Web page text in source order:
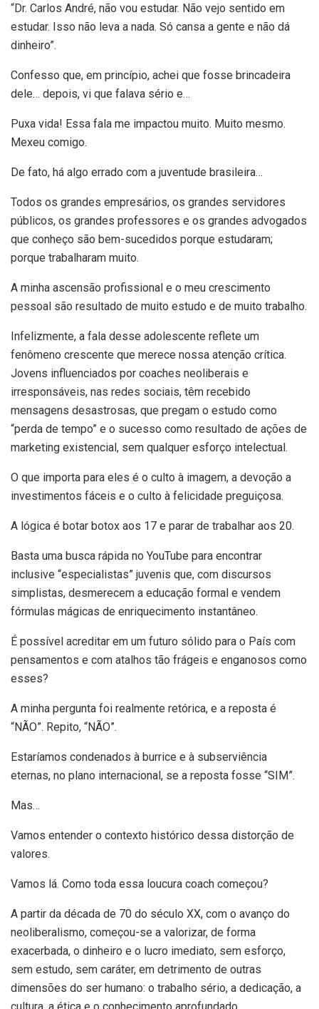
“Dr. Carlos André, não vou estudar. Não vejo sentido em
estudar. Isso não leva a nada. Só cansa a gente e não dá
dinheiro”.
Confesso que, em princípio, achei que fosse brincadeira
dele… depois, vi que falava sério e…
Puxa vida! Essa fala me impactou muito. Muito mesmo.
Mexeu comigo.
De fato, há algo errado com a juventude brasileira…
Todos os grandes empresários, os grandes servidores
públicos, os grandes professores e os grandes advogados
que conheço são bem-sucedidos porque estudaram;
porque trabalharam muito.
A minha ascensão profissional e o meu crescimento
pessoal são resultado de muito estudo e de muito trabalho.
Infelizmente, a fala desse adolescente reflete um
fenômeno crescente que merece nossa atenção crítica.
Jovens influenciados por coaches neoliberais e
irresponsáveis, nas redes sociais, têm recebido
mensagens desastrosas, que pregam o estudo como
“perda de tempo” e o sucesso como resultado de ações de
marketing existencial, sem qualquer esforço intelectual.
O que importa para eles é o culto à imagem, a devoção a
investimentos fáceis e o culto à felicidade preguiçosa.
A lógica é botar botox aos 17 e parar de trabalhar aos 20.
Basta uma busca rápida no YouTube para encontrar
inclusive “especialistas” juvenis que, com discursos
simplistas, desmerecem a educação formal e vendem
fórmulas mágicas de enriquecimento instantâneo.
É possível acreditar em um futuro sólido para o País com
pensamentos e com atalhos tão frágeis e enganosos como
esses?
A minha pergunta foi realmente retórica, e a reposta é
“NÃO”. Repito, “NÃO”.
Estaríamos condenados à burrice e à subserviência
eternas, no plano internacional, se a reposta fosse “SIM”.
Mas…
Vamos entender o contexto histórico dessa distorção de
valores.
Vamos lá. Como toda essa loucura coach começou?
A partir da década de 70 do século XX, com o avanço do
neoliberalismo, começou-se a valorizar, de forma
exacerbada, o dinheiro e o lucro imediato, sem esforço,
sem estudo, sem caráter, em detrimento de outras
dimensões do ser humano: o trabalho sério, a dedicação, a